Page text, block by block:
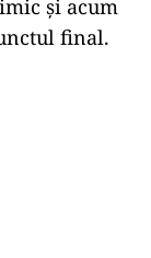
și acum
final.